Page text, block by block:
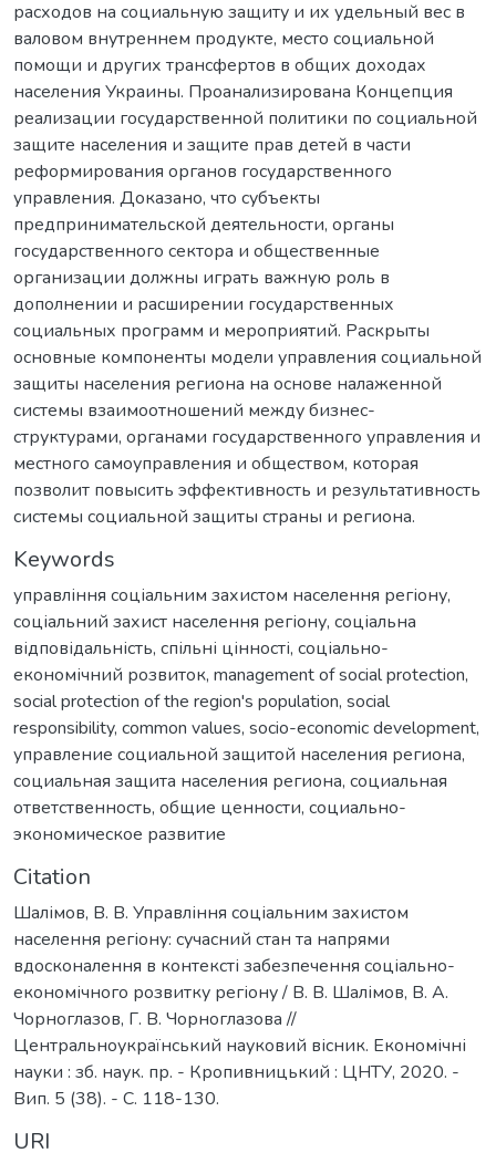
расходов на социальную защиту и их удельный вес в
валовом внутреннем продукте, место социальной
помощи и других трансфертов в общих доходах
населения Украины. Проанализирована Концепция
реализации государственной политики по социальной
защите населения и защите прав детей в части
реформирования органов государственного
управления. Доказано, что субъекты
предпринимательской деятельности, органы
государственного сектора и общественные
организации должны играть важную роль в
дополнении и расширении государственных
социальных программ и мероприятий. Раскрыты
основные компоненты модели управления социальной
защиты населения региона на основе налаженной
системы взаимоотношений между бизнес-
структурами, органами государственного управления и
местного самоуправления и обществом, которая
позволит повысить эффективность и результативность
системы социальной защиты страны и региона.
Keywords
управління соціальним захистом населення регіону,
соціальний захист населення регіону, соціальна
відповідальність, спільні цінності, соціально-
економічний розвиток, management of social protection,
social protection of the region's population, social
responsibility, common values, socio-economic development,
управление социальной защитой населения региона,
социальная защита населения региона, социальная
ответственность, общие ценности, социально-
экономическое развитие
Citation
Шалімов, В. В. Управління соціальним захистом
населення регіону: сучасний стан та напрями
вдосконалення в контексті забезпечення соціально-
економічного розвитку регіону / В. В. Шалімов, В. А.
Чорноглазов, Г. В. Чорноглазова //
Центральноукраїнський науковий вісник. Економічні
науки : зб. наук. пр. - Кропивницький : ЦНТУ, 2020. -
Вип. 5 (38). - С. 118-130.
URI